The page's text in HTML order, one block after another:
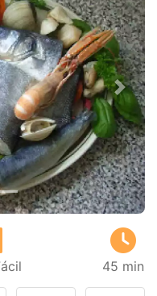
Next
45 min